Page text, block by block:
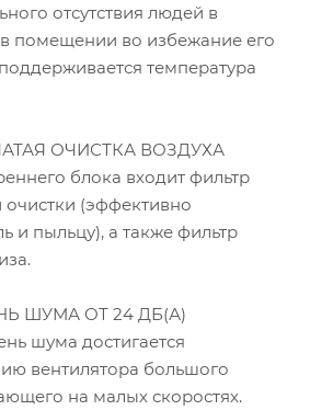
отсутствия людей в
помещении во избежание его
температура
ОЧИСТКА ВОЗДУХА
блока входит фильтр
очистки (эффективно
и пыльцу), а также фильтр
ШУМА ОТ 24 ДБ(А)
шума достигается
вентилятора большого
на малых скоростях.